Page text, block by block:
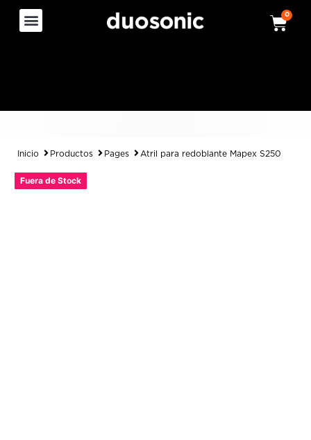
0
Inicio Productos Pages Atril para redoblante Mapex S250
Fuera de Stock